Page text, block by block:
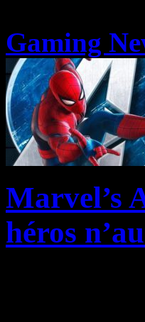
Gaming
Marvel’s
héros